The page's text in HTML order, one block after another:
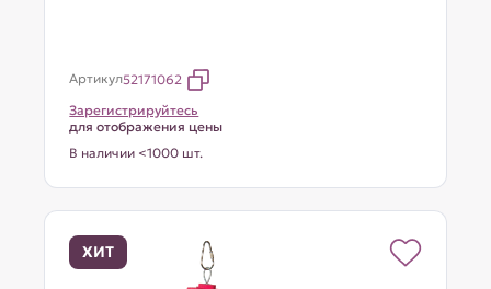
Артикул52171062
Зарегистрируйтесь
для отображения цены
В наличии <1000 шт.
ХИТ